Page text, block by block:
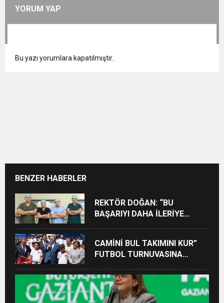
YORUM YAP
Bu yazı yorumlara kapatılmıştır.
BENZER HABERLER
REKTÖR DOĞAN: “BU
BAŞARIYI DAHA İLERİYE
CAMİNİ BUL TAKIMINI KUR”
FUTBOL TURNUVASINA
BİSİKLET HEDİYE EDİLDİ